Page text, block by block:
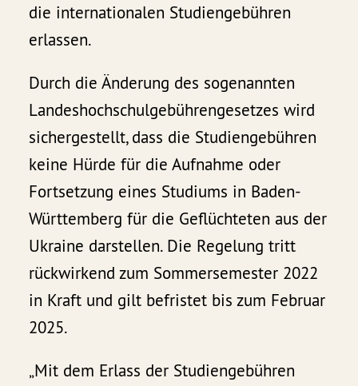
die internationalen Studiengebühren
erlassen.
Durch die Änderung des sogenannten
Landeshochschulgebührengesetzes wird
sichergestellt, dass die Studiengebühren
keine Hürde für die Aufnahme oder
Fortsetzung eines Studiums in Baden-
Württemberg für die Geflüchteten aus der
Ukraine darstellen. Die Regelung tritt
rückwirkend zum Sommersemester 2022
in Kraft und gilt befristet bis zum Februar
2025.
„Mit dem Erlass der Studiengebühren